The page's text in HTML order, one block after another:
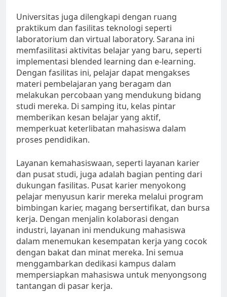
Universitas juga dilengkapi dengan ruang
praktikum dan fasilitas teknologi seperti
laboratorium dan virtual laboratory. Sarana ini
memfasilitasi aktivitas belajar yang baru, seperti
implementasi blended learning dan e-learning.
Dengan fasilitas ini, pelajar dapat mengakses
materi pembelajaran yang beragam dan
melakukan percobaan yang mendukung bidang
studi mereka. Di samping itu, kelas pintar
memberikan kesan belajar yang aktif,
memperkuat keterlibatan mahasiswa dalam
proses pendidikan.
Layanan kemahasiswaan, seperti layanan karier
dan pusat studi, juga adalah bagian penting dari
dukungan fasilitas. Pusat karier menyokong
pelajar menyusun karir mereka melalui program
bimbingan karier, magang bersertifikat, dan bursa
kerja. Dengan menjalin kolaborasi dengan
industri, layanan ini mendukung mahasiswa
dalam menemukan kesempatan kerja yang cocok
dengan bakat dan minat mereka. Ini semua
menggambarkan dedikasi kampus dalam
mempersiapkan mahasiswa untuk menyongsong
tantangan di pasar kerja.